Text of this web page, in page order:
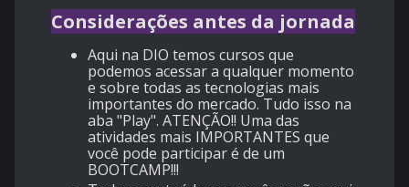
Considerações antes da jornada
Aqui na DIO temos cursos que
podemos acessar a qualquer momento
e sobre todas as tecnologias mais
importantes do mercado. Tudo isso na
aba "Play". ATENÇÃO!! Uma das
atividades mais IMPORTANTES que
você pode participar é de um
BOOTCAMP!!!